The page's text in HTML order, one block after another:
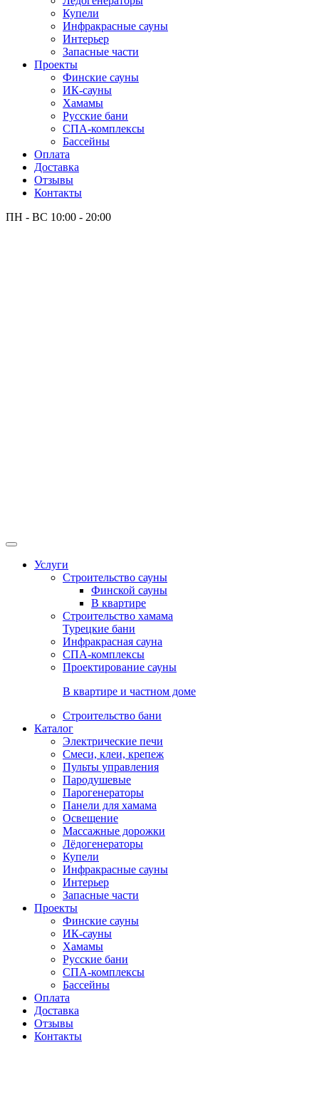
Купели
Инфракрасные сауны
Интерьер
Запасные части
Проекты
Финские сауны
ИК-сауны
Хамамы
Русские бани
СПА-комплексы
Бассейны
Оплата
Доставка
Отзывы
Контакты
ПН - ВС 10:00 - 20:00
Услуги
Строительство сауны
Финской сауны
В квартире
Строительство хамама
Турецкие бани
Инфракрасная сауна
СПА-комплексы
Проектирование сауны
В квартире и частном доме
Строительство бани
Каталог
Электрические печи
Смеси, клеи, крепеж
Пульты управления
Пародушевые
Парогенераторы
Панели для хамама
Освещение
Массажные дорожки
Лёдогенераторы
Купели
Инфракрасные сауны
Интерьер
Запасные части
Проекты
Финские сауны
ИК-сауны
Хамамы
Русские бани
СПА-комплексы
Бассейны
Оплата
Доставка
Отзывы
Контакты